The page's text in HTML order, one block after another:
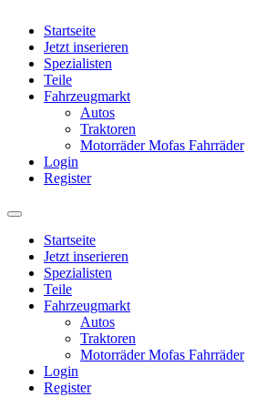
Startseite
Jetzt inserieren
Spezialisten
Teile
Fahrzeugmarkt
Autos
Traktoren
Motorräder Mofas Fahrräder
Login
Register
Startseite
Jetzt inserieren
Spezialisten
Teile
Fahrzeugmarkt
Autos
Traktoren
Motorräder Mofas Fahrräder
Login
Register